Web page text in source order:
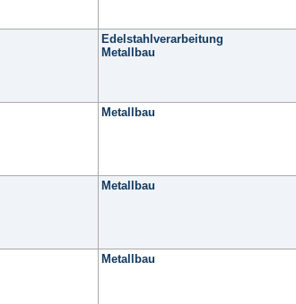
Edelstahlverarbeitung
Metallbau
Metallbau
Metallbau
Metallbau